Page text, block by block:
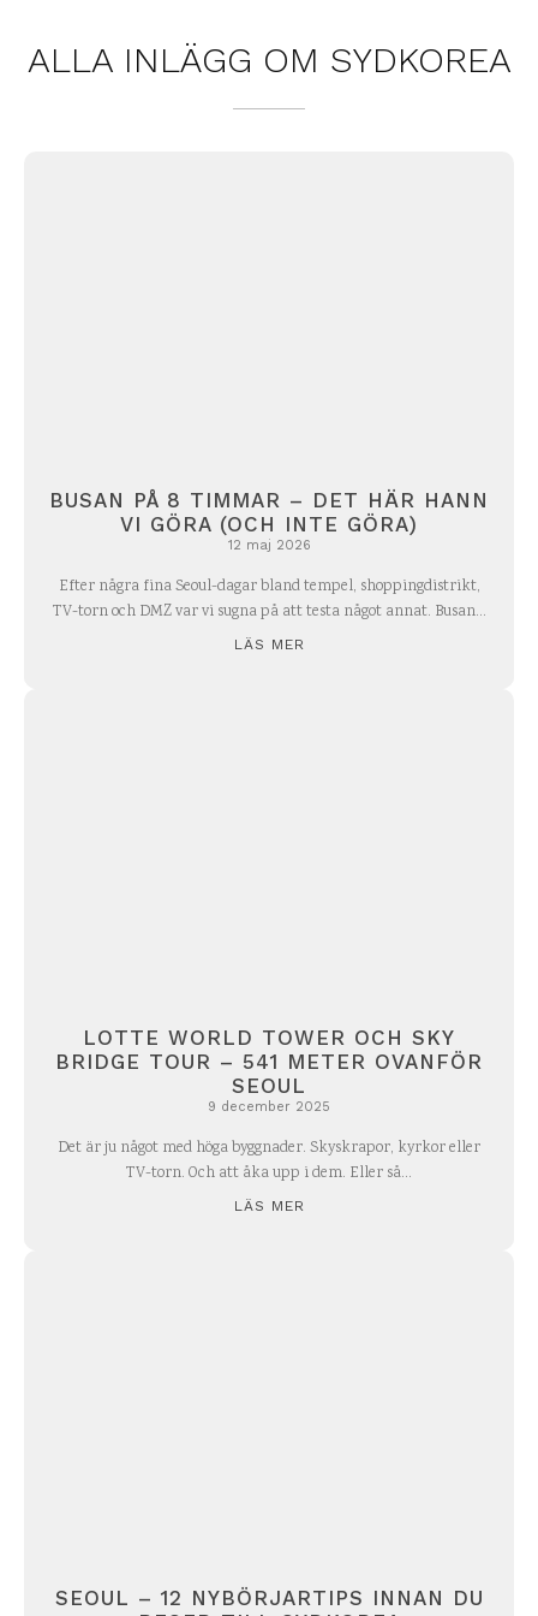
ALLA INLÄGG OM SYDKOREA
BUSAN PÅ 8 TIMMAR – DET HÄR HANN
VI GÖRA (OCH INTE GÖRA)
12 maj 2026
Efter några fina Seoul-dagar bland tempel, shoppingdistrikt,
TV-torn och DMZ var vi sugna på att testa något annat. Busan...
LÄS MER
LOTTE WORLD TOWER OCH SKY
BRIDGE TOUR – 541 METER OVANFÖR
SEOUL
9 december 2025
Det är ju något med höga byggnader. Skyskrapor, kyrkor eller
TV-torn. Och att åka upp i dem. Eller så...
LÄS MER
SEOUL – 12 NYBÖRJARTIPS INNAN DU